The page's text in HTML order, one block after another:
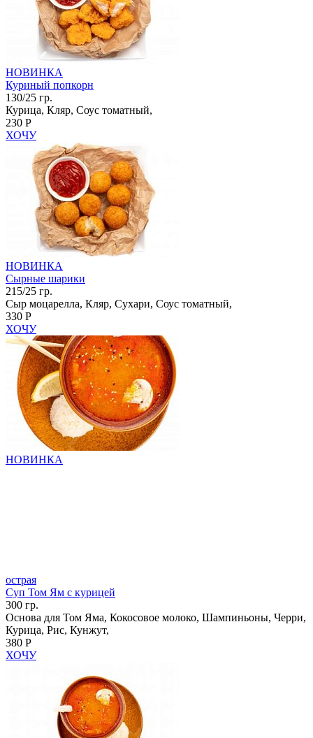
НОВИНКА
Куриный попкорн
130/25 гр.
Курица, Кляр, Соус томатный,
230 Р
ХОЧУ
НОВИНКА
Сырные шарики
215/25 гр.
Сыр моцарелла, Кляр, Сухари, Соус томатный,
330 Р
ХОЧУ
НОВИНКА
острая
Суп Том Ям с курицей
300 гр.
Основа для Том Яма, Кокосовое молоко, Шампиньоны, Черри,
Курица, Рис, Кунжут,
380 Р
ХОЧУ